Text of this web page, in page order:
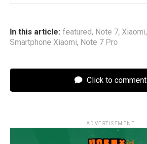
In this article: featured, Note 7, Xiaomi,
Smartphone Xiaomi, Note 7 Pro
Click to comment
ADVERTISEMENT